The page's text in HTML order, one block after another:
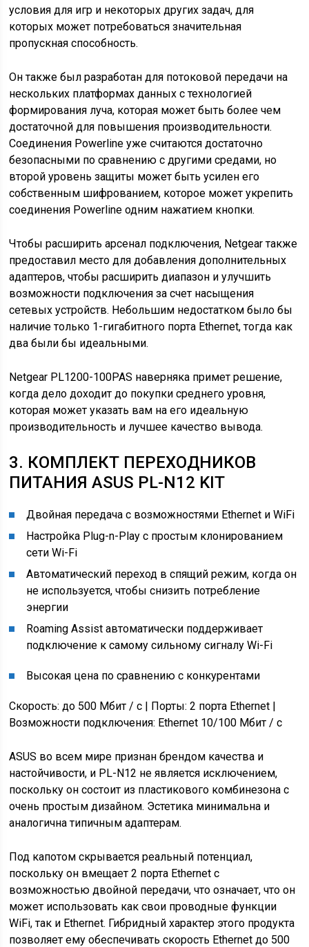
условия для игр и некоторых других задач, для
которых может потребоваться значительная
пропускная способность.
Он также был разработан для потоковой передачи на
нескольких платформах данных с технологией
формирования луча, которая может быть более чем
достаточной для повышения производительности.
Соединения Powerline уже считаются достаточно
безопасными по сравнению с другими средами, но
второй уровень защиты может быть усилен его
собственным шифрованием, которое может укрепить
соединения Powerline одним нажатием кнопки.
Чтобы расширить арсенал подключения, Netgear также
предоставил место для добавления дополнительных
адаптеров, чтобы расширить диапазон и улучшить
возможности подключения за счет насыщения
сетевых устройств. Небольшим недостатком было бы
наличие только 1-гигабитного порта Ethernet, тогда как
два были бы идеальными.
Netgear PL1200-100PAS наверняка примет решение,
когда дело доходит до покупки среднего уровня,
которая может указать вам на его идеальную
производительность и лучшее качество вывода.
3. КОМПЛЕКТ ПЕРЕХОДНИКОВ
ПИТАНИЯ ASUS PL-N12 KIT
Двойная передача с возможностями Ethernet и WiFi
Настройка Plug-n-Play с простым клонированием
сети Wi-Fi
Автоматический переход в спящий режим, когда он
не используется, чтобы снизить потребление
энергии
Roaming Assist автоматически поддерживает
подключение к самому сильному сигналу Wi-Fi
Высокая цена по сравнению с конкурентами
Скорость: до 500 Мбит / с | Порты: 2 порта Ethernet |
Возможности подключения: Ethernet 10/100 Мбит / с
ASUS во всем мире признан брендом качества и
настойчивости, и PL-N12 не является исключением,
поскольку он состоит из пластикового комбинезона с
очень простым дизайном. Эстетика минимальна и
аналогична типичным адаптерам.
Под капотом скрывается реальный потенциал,
поскольку он вмещает 2 порта Ethernet с
возможностью двойной передачи, что означает, что он
может использовать как свои проводные функции
WiFi, так и Ethernet. Гибридный характер этого продукта
позволяет ему обеспечивать скорость Ethernet до 500